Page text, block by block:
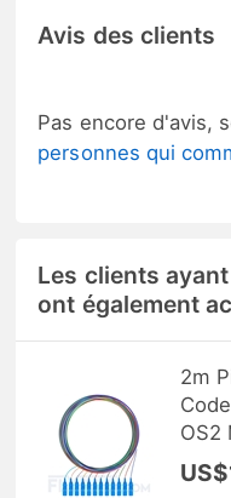
Avis des clients
Pas encore d'avis,
personnes qui
Les clients
ont également
2m
OS2